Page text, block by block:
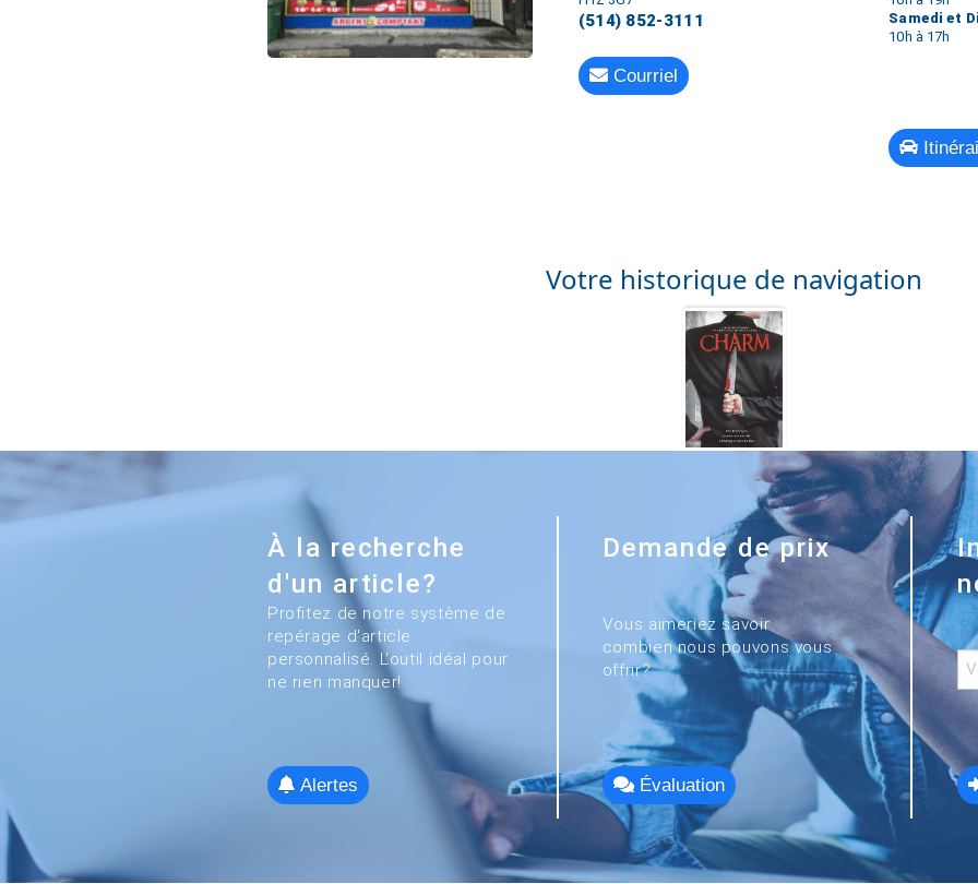
(514) 852-3111
Courriel
Samedi et
10h à 17h
Votre historique de navigation
À la recherche
d'un article?
Profitez de notre système de
repérage d'article
personnalisé. L'outil idéal pour
ne rien manquer!
Alertes
Demande de prix
Vous aimeriez savoir
combien nous pouvons vous
offrir?
Évaluation